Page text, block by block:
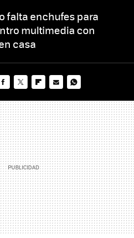
falta enchufes para
multimedia con
casa
MAIL